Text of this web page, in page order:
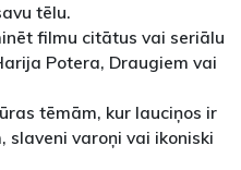
tēlu.
filmu citātus vai seriālu
Potera, Draugiem vai
tēmām, kur lauciņos ir
slaveni varoņi vai ikoniski